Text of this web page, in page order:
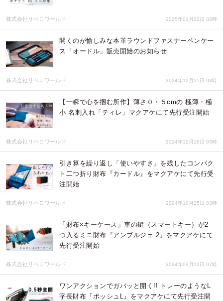
株式会社リベロワールド 2025年01月22日 03時
開くのが愉しみな本革ラウンドファスナーペンケー
ス「オードル」販売開始のお知らせ
株式会社リベロワールド 2024年12月25日 03時
【一瞬で心を掴む所作】薄さ０・５cmの 極薄・極
小 名刺入れ「ティレ」マクアケにて先行受注開始
株式会社リベロワールド 2024年12月18日 03時
引き算を繰り返し「使いやすさ」を残したコンパク
ト二つ折り財布『カードル』をマクアケにて先行受
注開始
株式会社リベロワールド 2024年10月25日 03時
「財布×キーケース」車の鍵（スマートキー）が2
つ入るミニ財布『アンブルジェ 2』をマクアケにて
先行受注開始
株式会社リベロワールド 2024年09月12日 07時
ワンアクションでガバッと開く!! トレーのようなL
字長財布『ポッシュL』をマクアケにて先行受注開